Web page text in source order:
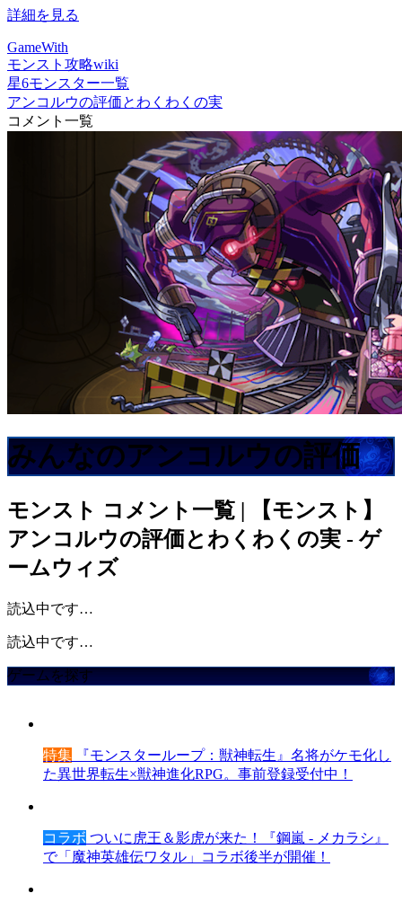
詳細を見る
GameWith
モンスト攻略wiki
星6モンスター一覧
アンコルウの評価とわくわくの実
コメント一覧
みんなのアンコルウの評価
モンスト コメント一覧 | 【モンスト】
アンコルウの評価とわくわくの実 - ゲ
ームウィズ
読込中です…
読込中です…
ゲームを探す
特集 『モンスターループ：獣神転生』名将がケモ化し
た異世界転生×獣神進化RPG。事前登録受付中！
コラボ ついに虎王＆影虎が来た！『鋼嵐 - メカラシ』
で「魔神英雄伝ワタル」コラボ後半が開催！